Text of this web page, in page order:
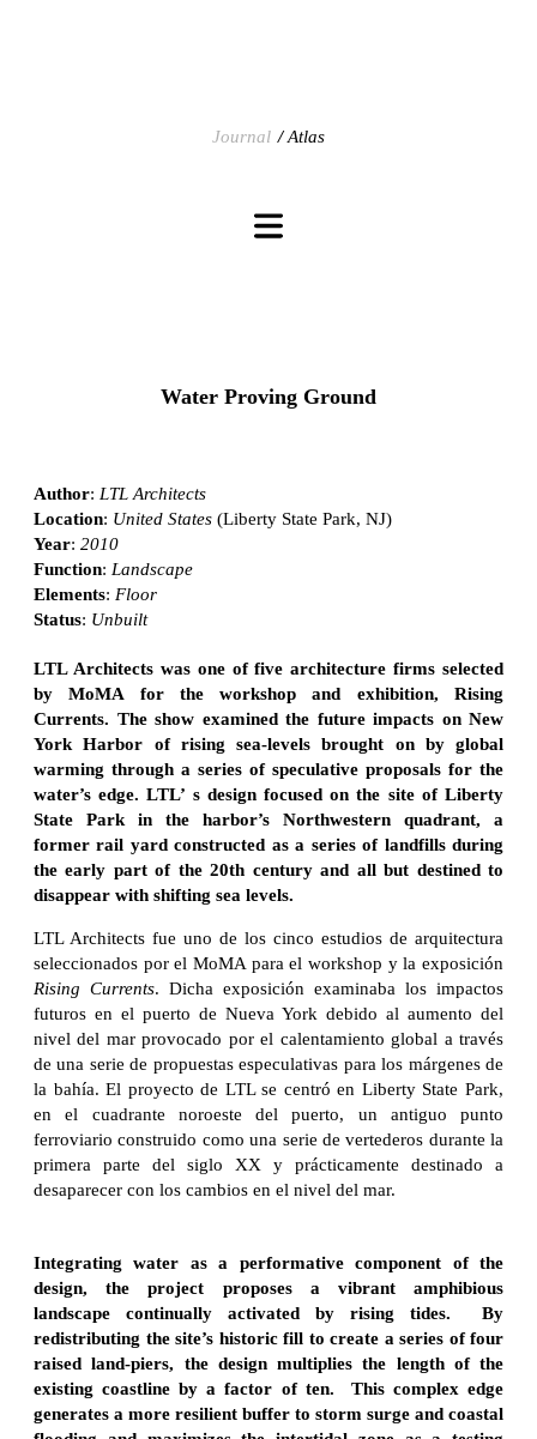
Journal Atlas
Water Proving Ground
Author: LTL Architects
Location: United States (Liberty State Park, NJ)
Year: 2010
Function: Landscape
Elements: Floor
Status: Unbuilt
LTL Architects was one of five architecture firms selected
by MoMA for the workshop and exhibition, Rising
Currents. The show examined the future impacts on New
York Harbor of rising sea-levels brought on by global
warming through a series of speculative proposals for the
water’s edge. LTL’ s design focused on the site of Liberty
State Park in the harbor’s Northwestern quadrant, a
former rail yard constructed as a series of landfills during
the early part of the 20th century and all but destined to
disappear with shifting sea levels.
LTL Architects fue uno de los cinco estudios de arquitectura
seleccionados por el MoMA para el workshop y la exposición
Rising Currents. Dicha exposición examinaba los impactos
futuros en el puerto de Nueva York debido al aumento del
nivel del mar provocado por el calentamiento global a través
de una serie de propuestas especulativas para los márgenes de
la bahía. El proyecto de LTL se centró en Liberty State Park,
en el cuadrante noroeste del puerto, un antiguo punto
ferroviario construido como una serie de vertederos durante la
primera parte del siglo XX y prácticamente destinado a
desaparecer con los cambios en el nivel del mar.
Integrating water as a performative component of the
design, the project proposes a vibrant amphibious
landscape continually activated by rising tides. By
redistributing the site’s historic fill to create a series of four
raised land-piers, the design multiplies the length of the
existing coastline by a factor of ten. This complex edge
generates a more resilient buffer to storm surge and coastal